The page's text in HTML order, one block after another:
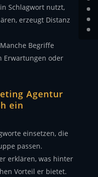
Schlagwort nutzt,
erzeugt Distanz
Begriffe
Erwartungen oder
Agentur
ein
einsetzen, die
passen.
erklären, was hinter
Vorteil er bietet.